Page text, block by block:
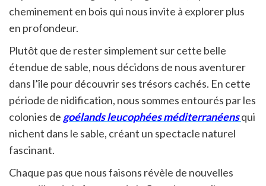
cheminement en bois qui nous invite à explorer plus
en profondeur.
Plutôt que de rester simplement sur cette belle
étendue de sable, nous décidons de nous aventurer
dans l’île pour découvrir ses trésors cachés. En cette
période de nidification, nous sommes entourés par les
colonies de goélandsleucophées méditerranéensqui
nichent dans le sable, créant un spectacle naturel
fascinant.
Chaque pas que nous faisons révèle de nouvelles